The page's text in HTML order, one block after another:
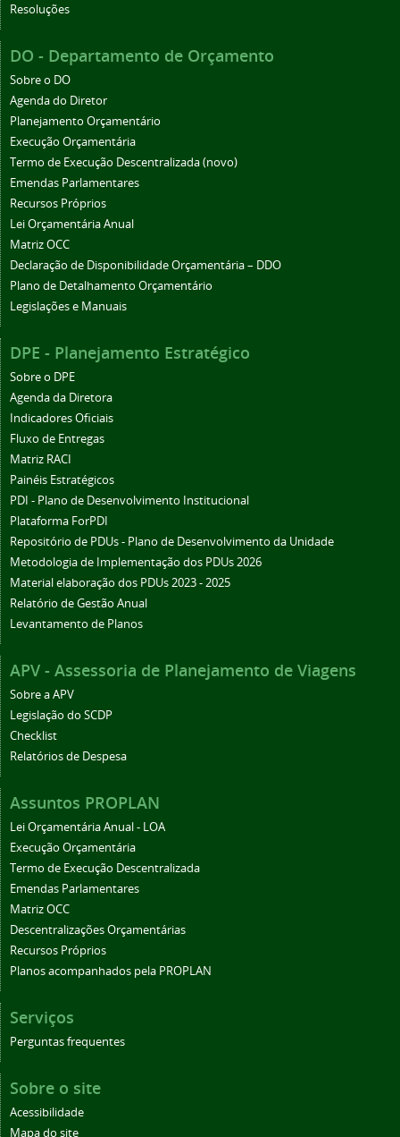
Resoluções
DO - Departamento de Orçamento
Sobre o DO
Agenda do Diretor
Planejamento Orçamentário
Execução Orçamentária
Termo de Execução Descentralizada (novo)
Emendas Parlamentares
Recursos Próprios
Lei Orçamentária Anual
Matriz OCC
Declaração de Disponibilidade Orçamentária – DDO
Plano de Detalhamento Orçamentário
Legislações e Manuais
DPE - Planejamento Estratégico
Sobre o DPE
Agenda da Diretora
Indicadores Oficiais
Fluxo de Entregas
Matriz RACI
Painéis Estratégicos
PDI - Plano de Desenvolvimento Institucional
Plataforma ForPDI
Repositório de PDUs - Plano de Desenvolvimento da Unidade
Metodologia de Implementação dos PDUs 2026
Material elaboração dos PDUs 2023 - 2025
Relatório de Gestão Anual
Levantamento de Planos
APV - Assessoria de Planejamento de Viagens
Sobre a APV
Legislação do SCDP
Checklist
Relatórios de Despesa
Assuntos PROPLAN
Lei Orçamentária Anual - LOA
Execução Orçamentária
Termo de Execução Descentralizada
Emendas Parlamentares
Matriz OCC
Descentralizações Orçamentárias
Recursos Próprios
Planos acompanhados pela PROPLAN
Serviços
Perguntas frequentes
Sobre o site
Acessibilidade
Mapa do site